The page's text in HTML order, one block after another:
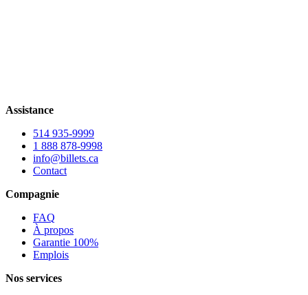
Assistance
514 935-9999
1 888 878-9998
info@billets.ca
Contact
Compagnie
FAQ
À propos
Garantie 100%
Emplois
Nos services